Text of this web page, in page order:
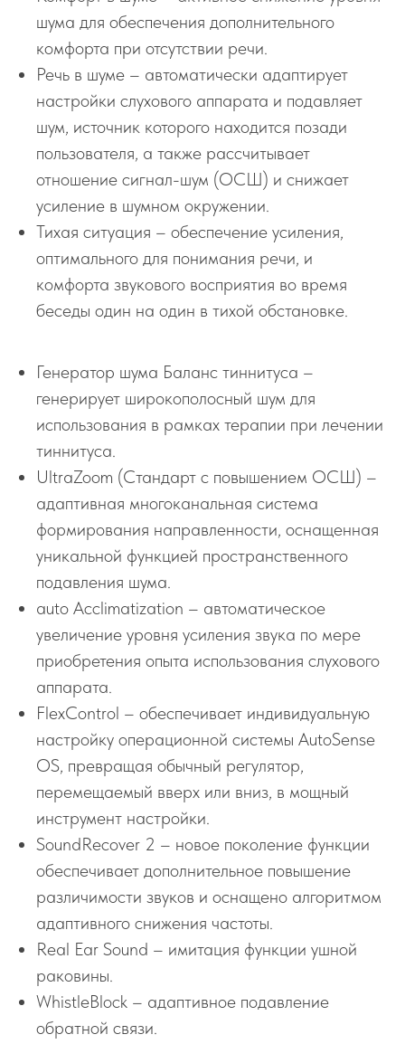
шума для обеспечения дополнительного
комфорта при отсутствии речи.
Речь в шуме – автоматически адаптирует
настройки слухового аппарата и подавляет
шум, источник которого находится позади
пользователя, а также рассчитывает
отношение сигнал-шум (ОСШ) и снижает
усиление в шумном окружении.
Тихая ситуация – обеспечение усиления,
оптимального для понимания речи, и
комфорта звукового восприятия во время
беседы один на один в тихой обстановке.
Генератор шума Баланс тиннитуса –
генерирует широкополосный шум для
использования в рамках терапии при лечении
тиннитуса.
UltraZoom (Стандарт с повышением ОСШ) –
адаптивная многоканальная система
формирования направленности, оснащенная
уникальной функцией пространственного
подавления шума.
auto Acclimatization – автоматическое
увеличение уровня усиления звука по мере
приобретения опыта использования слухового
аппарата.
FlexControl – обеспечивает индивидуальную
настройку операционной системы AutoSense
OS, превращая обычный регулятор,
перемещаемый вверх или вниз, в мощный
инструмент настройки.
SoundRecover 2 – новое поколение функции
обеспечивает дополнительное повышение
различимости звуков и оснащено алгоритмом
адаптивного снижения частоты.
Real Ear Sound – имитация функции ушной
раковины.
WhistleBlock – адаптивное подавление
обратной связи.